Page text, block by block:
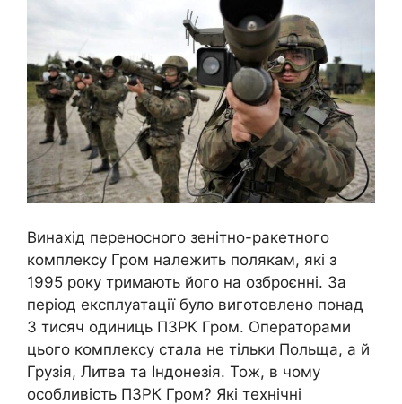
Винахід переносного зенітно-ракетного
комплексу Гром належить полякам, які з
1995 року тримають його на озброєнні. За
період експлуатації було виготовлено понад
3 тисяч одиниць ПЗРК Гром. Операторами
цього комплексу стала не тільки Польща, а й
Грузія, Литва та Індонезія. Тож, в чому
особливість ПЗРК Гром? Які технічні